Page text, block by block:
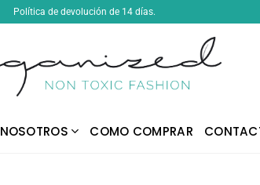
Política de devolución de 14 días.
NOSOTROS COMO COMPRAR